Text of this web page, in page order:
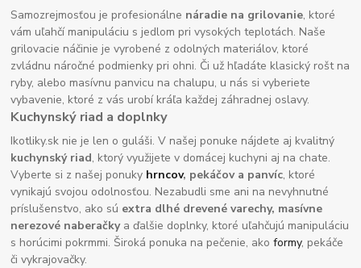
Samozrejmosťou je profesionálne náradie na grilovanie, ktoré
vám uľahčí manipuláciu s jedlom pri vysokých teplotách. Naše
grilovacie náčinie je vyrobené z odolných materiálov, ktoré
zvládnu náročné podmienky pri ohni. Či už hľadáte klasický rošt na
ryby, alebo masívnu panvicu na chalupu, u nás si vyberiete
vybavenie, ktoré z vás urobí kráľa každej záhradnej oslavy.
Kuchynský riad a doplnky
Ikotliky.sk nie je len o guláši. V našej ponuke nájdete aj kvalitný
kuchynský riad, ktorý využijete v domácej kuchyni aj na chate.
Vyberte si z našej ponuky hrncov, pekáčov a panvíc, ktoré
vynikajú svojou odolnosťou. Nezabudli sme ani na nevyhnutné
príslušenstvo, ako sú extra dlhé drevené varechy, masívne
nerezové naberačkya ďalšie doplnky, ktoré uľahčujú manipuláciu
s horúcimi pokrmmi. Široká ponuka na pečenie, akoformy, pekáče
či vykrajovačky.